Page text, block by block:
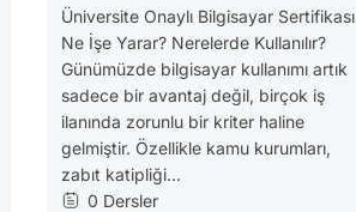
Geçerli)
Üniversite Onaylı Bilgisayar Sertifikası
Ne İşe Yarar? Nerelerde Kullanılır?
Günümüzde bilgisayar kullanımı artık
sadece bir avantaj değil, birçok iş
ilanında zorunlu bir kriter haline
gelmiştir. Özellikle kamu kurumları,
zabıt katipliği...
0 Dersler